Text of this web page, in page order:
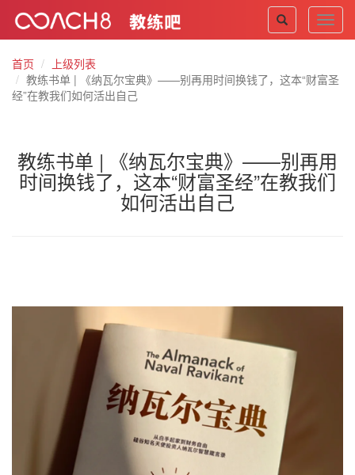
首页
上级列表
教练书单 | 《纳瓦尔宝典》——别再用时间换钱了，这本“财富圣
经”在教我们如何活出自己
教练书单 | 《纳瓦尔宝典》——别再用
时间换钱了，这本“财富圣经”在教我们
如何活出自己